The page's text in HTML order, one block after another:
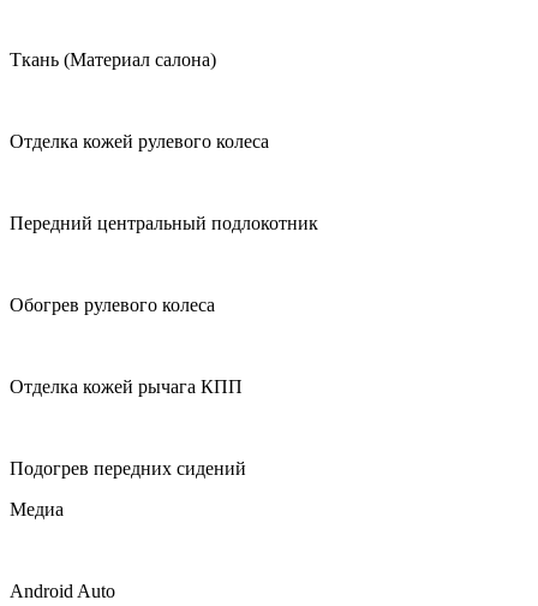
Ткань (Материал салона)
Отделка кожей рулевого колеса
Передний центральный подлокотник
Обогрев рулевого колеса
Отделка кожей рычага КПП
Подогрев передних сидений
Медиа
Android Auto